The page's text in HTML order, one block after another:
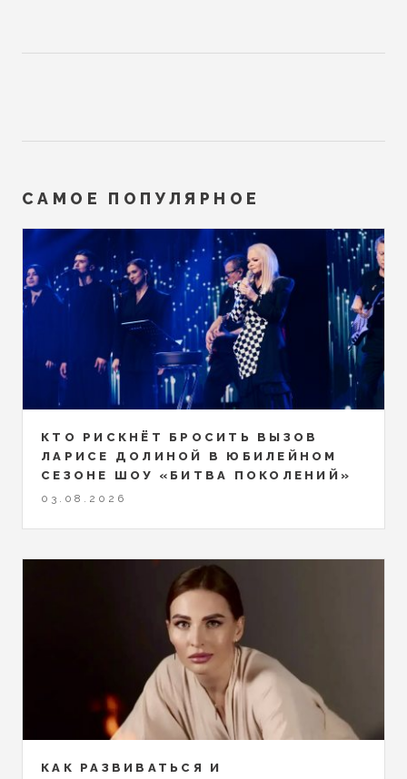
САМОЕ ПОПУЛЯРНОЕ
КТО РИСКНЁТ БРОСИТЬ ВЫЗОВ
ЛАРИСЕ ДОЛИНОЙ В ЮБИЛЕЙНОМ
СЕЗОНЕ ШОУ «БИТВА ПОКОЛЕНИЙ»
03.08.2026
КАК РАЗВИВАТЬСЯ И